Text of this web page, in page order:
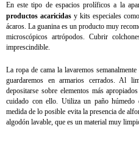
En este tipo de espacios prolíficos a la
productos acaricidas y kits especiales como
ácaros. La guanina es un producto muy
microscópicos artrópodos. Cubrir
imprescindible.
La ropa de cama la lavaremos
guardaremos en armarios cerrados. Al
depositarse sobre elementos más
cuidado con ello. Utiliza un paño húmedo
medida de lo posible evita la presencia de
algodón lavable, que es un material muy